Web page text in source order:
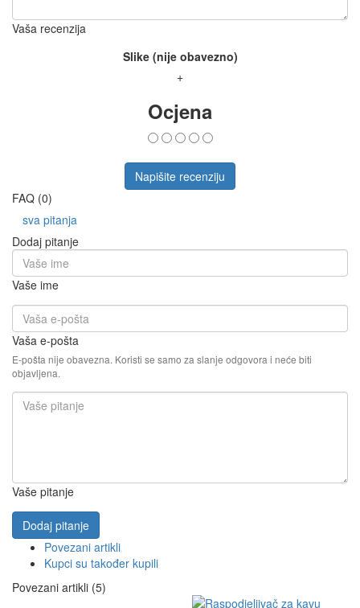
Vaša recenzija
Slike (nije obavezno)
+
Ocjena
Napišite recenziju
FAQ (0)
sva pitanja
Dodaj pitanje
Vaše ime
Vaša e-pošta
E-pošta nije obavezna. Koristi se samo za slanje odgovora i neće biti
objavljena.
Vaše pitanje
Dodaj pitanje
Povezani artikli
Kupci su također kupili
Povezani artikli (5)